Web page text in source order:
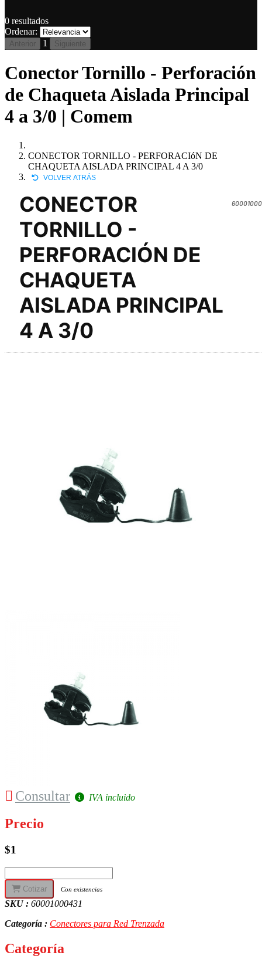
0 resultados
Ordenar:
Anterior 1 Siguiente
Conector Tornillo - Perforación
de Chaqueta Aislada Principal
4 a 3/0 | Comem
CONECTOR TORNILLO - PERFORACIóN DE
CHAQUETA AISLADA PRINCIPAL 4 A 3/0
VOLVER ATRÁS
CONECTOR
TORNILLO -
PERFORACIÓN DE
CHAQUETA
AISLADA PRINCIPAL
4 A 3/0
Consultar IVA incluido
Precio
$1
Cotizar Con existencias
SKU : 60001000431
Categoría : Conectores para Red Trenzada
Categoría